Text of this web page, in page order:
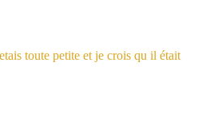
toute petite et je crois qu il était